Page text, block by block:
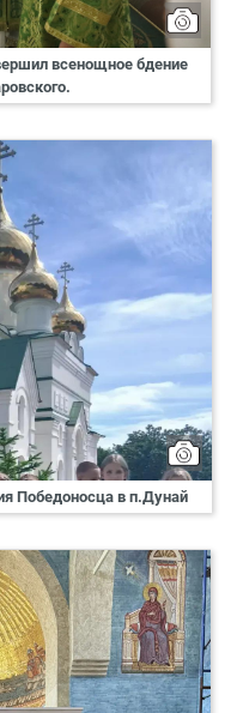
всенощное бдение
Победоносца в п.Дунай